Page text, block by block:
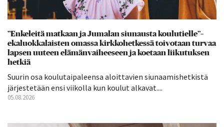
”Enkeleitä matkaan ja Jumalan siunausta koulutielle”–
ekaluokkalaisten omassa kirkkohetkessä toivotaan turvaa
lapsen uuteen elämänvaiheeseen ja koetaan liikutuksen
hetkiä
Suurin osa koulutaipaleensa aloittavien siunaamishetkistä
järjestetään ensi viikolla kun koulut alkavat....
05.08.2026